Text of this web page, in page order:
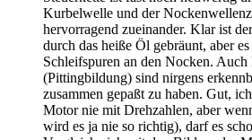
Kurbelwelle und der
hervorragend zueinander. Klar ist
durch das heiße Öl gebräunt, aber
Schleifspuren an den Nocken. Auch
(Pittingbildung) sind nirgens
zusammen gepaßt zu haben. Gut,
Motor nie mit Drehzahlen, aber
wird es ja nie so richtig), darf es